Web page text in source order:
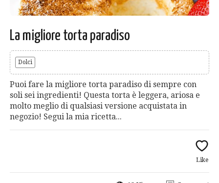
La migliore torta paradiso
Dolci
Puoi fare la migliore torta paradiso di sempre con
soli sei ingredienti! Questa torta è leggera, ariosa e
molto meglio di qualsiasi versione acquistata in
negozio! Segui la mia ricetta...
Like